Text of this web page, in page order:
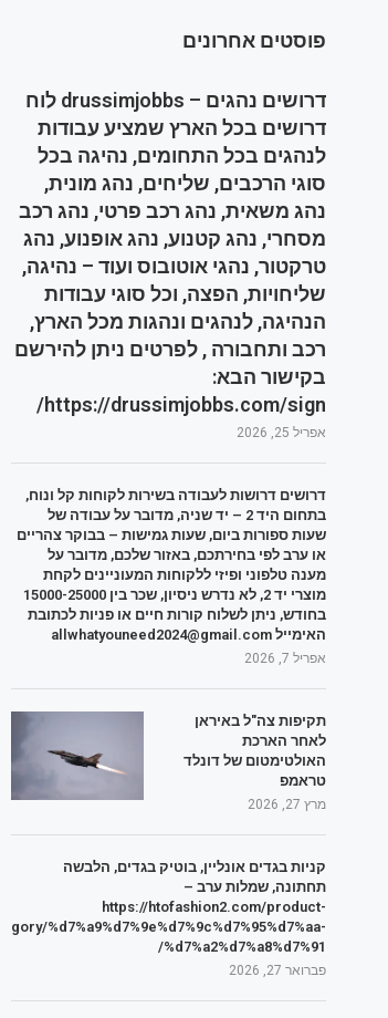
פוסטים אחרונים
דרושים נהגים – drussimjobbs לוח
דרושים בכל הארץ שמציע עבודות
לנהגים בכל התחומים, נהיגה בכל
סוגי הרכבים, שליחים, נהג מונית,
נהג משאית, נהג רכב פרטי, נהג רכב
מסחרי, נהג קטנוע, נהג אופנוע, נהג
טרקטור, נהגי אוטובוס ועוד – נהיגה,
שליחויות, הפצה, וכל סוגי עבודות
הנהיגה, לנהגים ונהגות מכל הארץ,
רכב ותחבורה , לפרטים ניתן להירשם
בקישור הבא:
https://drussimjobbs.com/sign/
אפריל 25, 2026
דרושים דרושות לעבודה בשירות לקוחות קל ונוח,
בתחום היד 2 – יד שניה, מדובר על עבודה של
שעות ספורות ביום, שעות גמישות – בבוקר צהריים
או ערב לפי בחירתכם, באזור שלכם, מדובר על
מענה טלפוני ופיזי ללקוחות המעוניינים לקחת
מוצרי יד 2, לא נדרש ניסיון, שכר בין 15000-25000
בחודש, ניתן לשלוח קורות חיים או פניות לכתובת
האימייל allwhatyouneed2024@gmail.com
אפריל 7, 2026
תקיפות צה"ל באיראן
לאחר הארכת
האולטימטום של דונלד
טראמפ
מרץ 27, 2026
קניות בגדים אונליין, בוטיק בגדים, הלבשה
תחתונה, שמלות ערב –
https://htofashion2.com/product-
%d7%a9%d7%9e%d7%9c%d7%95%d7%aa-
%d7%a2%d7%a8%d7%91/
פברואר 27, 2026